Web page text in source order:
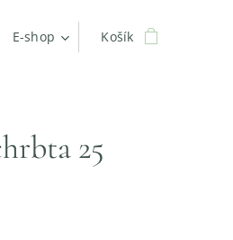
E-shop Košík
25